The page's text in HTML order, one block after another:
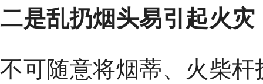
二是乱扔烟头易引起火灾
不可随意将烟蒂、火柴